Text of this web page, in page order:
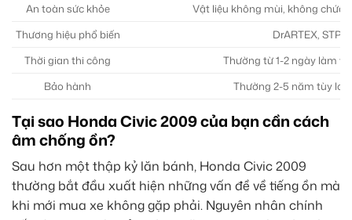
An toàn sức khỏe
Vật liệu không mùi, không chứa
Thương hiệu phổ biến
DrARTEX, STP,
Thời gian thi công
Thường từ 1-2 ngày làm
Bảo hành
Thường 2-5 năm tùy
Tại sao Honda Civic 2009 của bạn cần cách
âm chống ồn?
Sau hơn một thập kỷ lăn bánh, Honda Civic 2009
thường bắt đầu xuất hiện những vấn đề về tiếng ồn mà
khi mới mua xe không gặp phải. Nguyên nhân chính